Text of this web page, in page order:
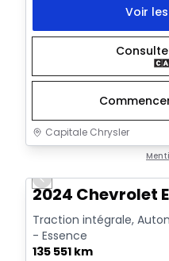
Voir
Capitale Chrysler
Vidéo disponible
Previous slide
2024 Chevrolet
Traction intégrale,
- Essence
135 551 km